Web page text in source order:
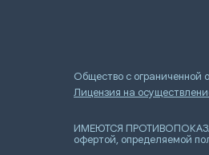
Общество с
Лицензия на
ИМЕЮТСЯ
офертой, определяемой